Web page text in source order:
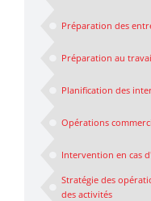
Préparation des
Préparation au
Planification des
Opérations
Intervention en cas
Stratégie des
des activités